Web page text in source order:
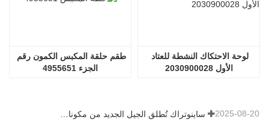
الجزء 4955651
الأول 2030900028
ساينوتراك تُطلق الجيل الجديد من مكونات الشاحنات الثقيلة: تعزيز الكفاءة والموثوقية للخدمات اللوجستية العالمية 2025-08-20